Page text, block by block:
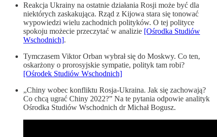
Reakcja Ukrainy na ostatnie działania Rosji może być dla
niektórych zaskakująca. Rząd z Kijowa stara się tonować
wypowiedzi wielu zachodnich polityków. O tej polityce
spokoju możecie przeczytać w analizie [Ośrodka Studiów
Wschodnich].
Tymczasem Viktor Orban wybrał się do Moskwy. Co ten,
oskarżony o prorosyjskie sympatie, polityk tam robi?
[Ośrodek Studiów Wschodnich]
„Chiny wobec konfliktu Rosja-Ukraina. Jak się zachowają?
Co chcą ugrać Chiny 2022?” Na te pytania odpowie analityk
Ośrodka Studiów Wschodnich dr Michał Bogusz.